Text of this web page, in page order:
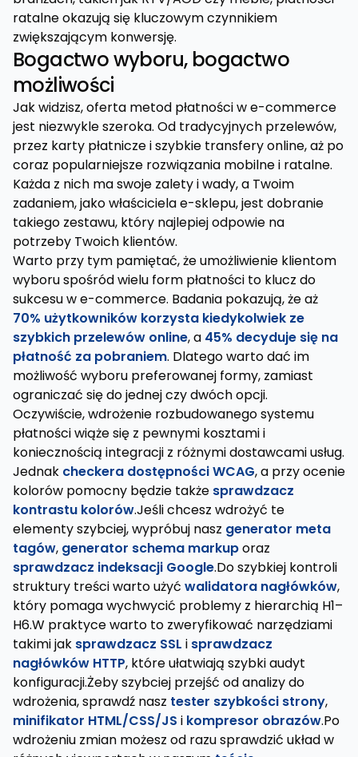
ratalne okazują się kluczowym czynnikiem
zwiększającym konwersję.
Bogactwo wyboru, bogactwo
możliwości
Jak widzisz, oferta metod płatności w e-commerce
jest niezwykle szeroka. Od tradycyjnych przelewów,
przez karty płatnicze i szybkie transfery online, aż po
coraz popularniejsze rozwiązania mobilne i ratalne.
Każda z nich ma swoje zalety i wady, a Twoim
zadaniem, jako właściciela e-sklepu, jest dobranie
takiego zestawu, który najlepiej odpowie na
potrzeby Twoich klientów.
Warto przy tym pamiętać, że umożliwienie klientom
wyboru spośród wielu form płatności to klucz do
sukcesu w e-commerce. Badania pokazują, że aż
70% użytkowników korzysta kiedykolwiek ze
szybkich przelewów online, a 45% decyduje się na
płatność za pobraniem. Dlatego warto dać im
możliwość wyboru preferowanej formy, zamiast
ograniczać się do jednej czy dwóch opcji.
Oczywiście, wdrożenie rozbudowanego systemu
płatności wiąże się z pewnymi kosztami i
koniecznością integracji z różnymi dostawcami usług.
Jednak checkera dostępności WCAG, a przy ocenie
kolorów pomocny będzie także sprawdzacz
kontrastu kolorów.Jeśli chcesz wdrożyć te
elementy szybciej, wypróbuj nasz generator meta
tagów, generator schema markuporaz
sprawdzacz indeksacji Google.Do szybkiej kontroli
struktury treści warto użyć walidatora nagłówków,
który pomaga wychwycić problemy z hierarchią H1–
H6.W praktyce warto to zweryfikować narzędziami
takimi jak sprawdzacz SSL i sprawdzacz
nagłówków HTTP, które ułatwiają szybki audyt
konfiguracji.Żeby szybciej przejść od analizy do
wdrożenia, sprawdź nasz tester szybkości strony,
minifikator HTML/CSS/JS i kompresor obrazów.Po
wdrożeniu zmian możesz od razu sprawdzić układ w